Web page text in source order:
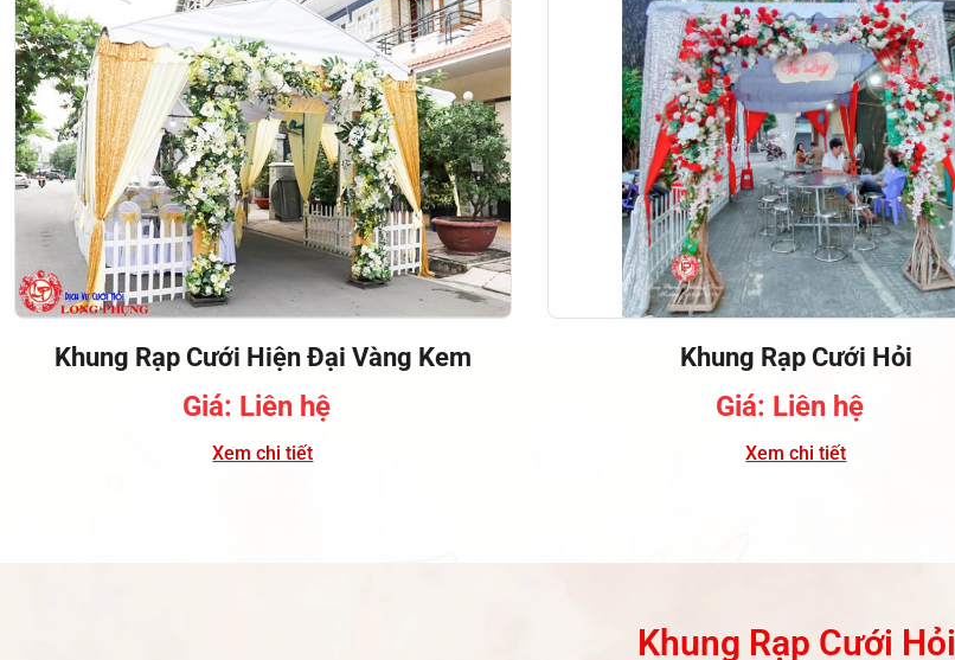
Khung Rạp Cưới Hiện Đại Vàng Kem
Giá: Liên hệ
Xem chi tiết
Khung Rạp Cưới Hỏi
Giá: Liên hệ
Xem chi tiết
Khung Rạp Cưới Hỏi